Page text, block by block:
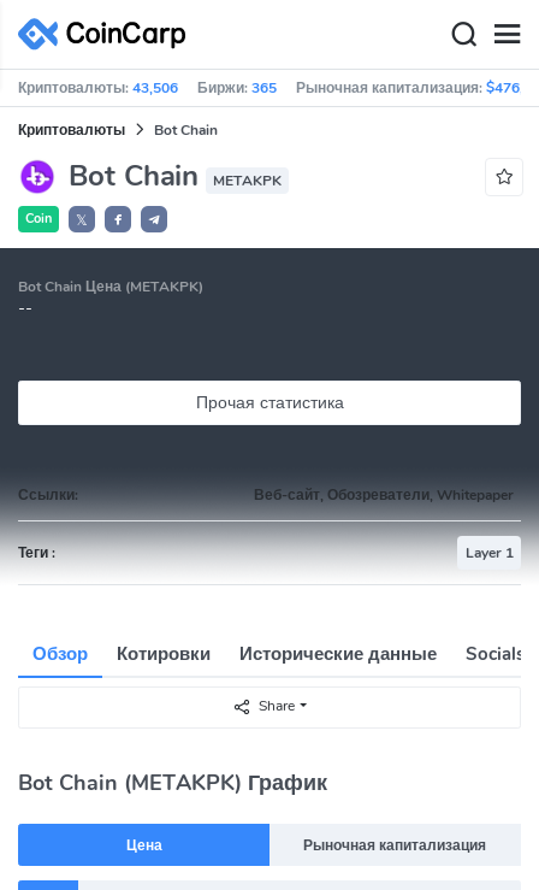
Криптовалюты:43,506 Биржи:365 Рыночная капитализация:
Криптовалюты Bot Chain
Bot Chain METAKPK
Coin 𝕏
Bot Chain Цена (METAKPK)
--
Прочая статистика
Ссылки: Веб-сайт, Обозреватели, Whitepaper
Теги : Layer 1
Обзор Котировки Исторические данные Socials
Share
Bot Chain (METAKPK) График
Цена Рыночная капитализация